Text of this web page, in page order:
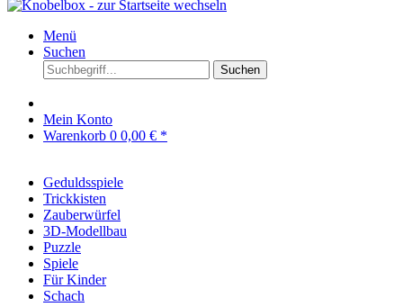
Menü
Suchen
Suchen
Mein Konto
Warenkorb 0 0,00 € *
Geduldsspiele
Trickkisten
Zauberwürfel
3D-Modellbau
Puzzle
Spiele
Für Kinder
Schach